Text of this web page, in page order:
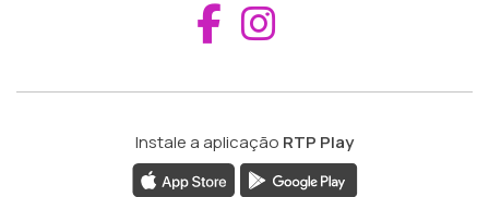
Aceder ao
Instale a aplicação RTP Play